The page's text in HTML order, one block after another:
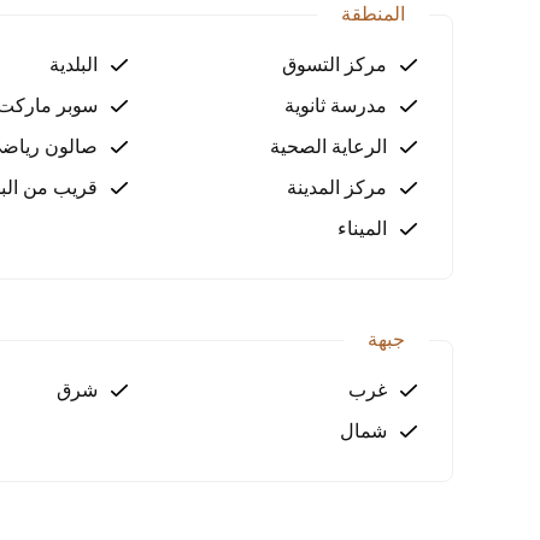
تمتاز الأرض بوقوعها على طريقين سريعين وطريق
قربها من البحر يجعلها مناسبة لمشاريع سياحية أو
للحصول على مزيد من التفاصيل ودراسة الجدوى
المنطقة
مركز التسوق البلدية
مدرسة ثانوية
سوبر
الرعاية الصحية
صالون
مركز المدينة
قريب من
الميناء
جبهة
غرب شرق
شمال